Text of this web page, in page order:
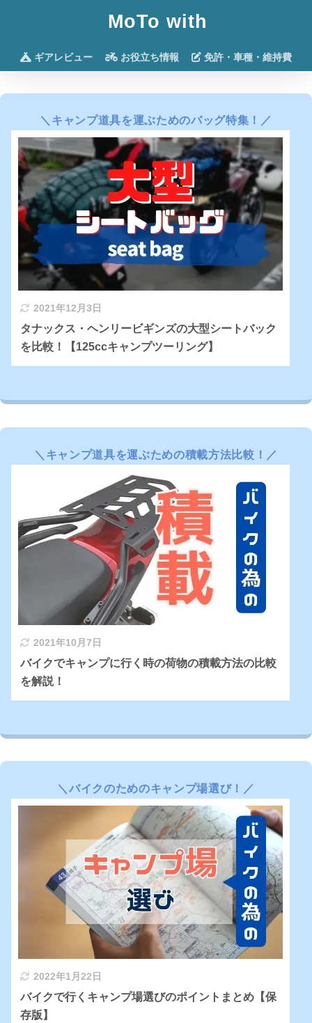
MoTo with
ギアレビュー お役立ち情報 免許・車種・維持費
＼ キャンプ道具を運ぶためのバッグ特集 ！／
2021年12月3日
タナックス・ヘンリービギンズの大型シートバック
を比較！【125ccキャンプツーリング】
＼ キャンプ道具を運ぶための積載方法比較 ！／
2021年10月7日
バイクでキャンプに行く時の荷物の積載方法の比較
を解説！
＼バイクのためのキャンプ場選び！／
2022年1月22日
バイクで行くキャンプ場選びのポイントまとめ【保
存版】